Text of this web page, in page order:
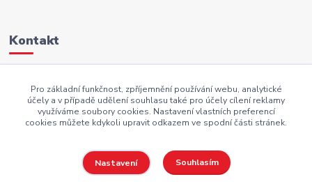
Kontakt
AKI.BS@seznam.cz
Pro základní funkčnost, zpříjemnění používání webu, analytické
účely a v případě udělení souhlasu také pro účely cílení reklamy
využíváme soubory cookies. Nastavení vlastních preferencí
cookies můžete kdykoli upravit odkazem ve spodní části stránek.
Nastavení Souhlasím